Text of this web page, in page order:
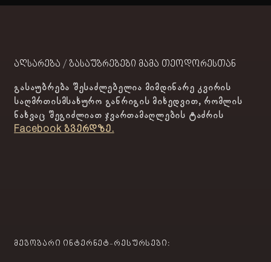
აღსარება / გასაუბრებები მამა თეოდორესთან
გასაუბრება შესაძლებელია მიმდინარე კვირის
საღმრთისმსახურო განრიგის მიხედვით, რომლის
ნახვაც შეგიძლიათ ჯვართამაღლების ტაძრის
Facebook გვერდზე.
ᲛᲔᲒᲝᲑᲐᲠᲘ ᲘᲜᲢᲔᲠᲜᲔᲢ-ᲠᲔᲡᲣᲠᲡᲔᲑᲘ: